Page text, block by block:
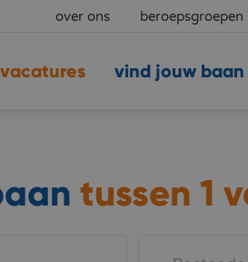
over ons beroepsgroepen
vind jouw baan
tussen 1